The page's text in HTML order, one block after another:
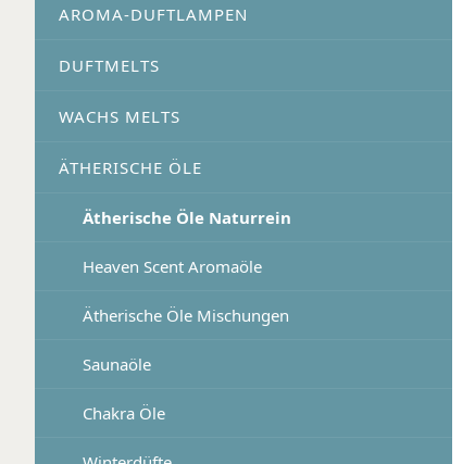
AROMA-DUFTLAMPEN
DUFTMELTS
WACHS MELTS
ÄTHERISCHE ÖLE
Ätherische Öle Naturrein
Heaven Scent Aromaöle
Ätherische Öle Mischungen
Saunaöle
Chakra Öle